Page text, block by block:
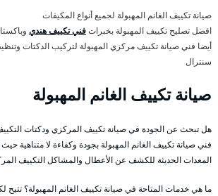
صيانة تكييف الغانم المهبولة لجميع أنواع المكيفات
افضل تصليح تكييف المهبولة بخبراتفني تكييف هندي
أيضا فني صيانة تكييف مركزي المهبولة لتركيب الدكتات
سنترال
صيانة تكييف الغانم المهبولة
هل تبحث عن الجودة في صيانة تكييف المركزي ودكتات
فني صيانة تكييف الغانم المهبولة بجودة وكفاءة لا متناهية
المعدات الحديثة للكشف عن الأعطال والمشاكل التكييف
ما هي خدمات المتاحة في صيانة تكييف الغانم المهبولة؟ تتيح